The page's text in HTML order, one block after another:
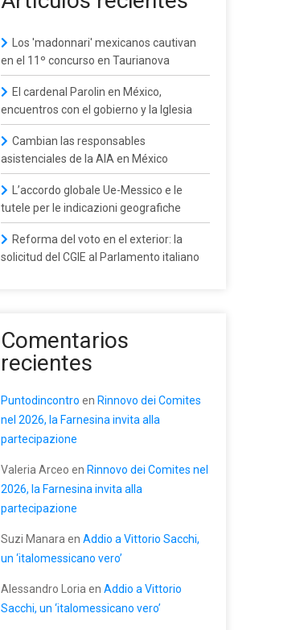
Los 'madonnari' mexicanos cautivan
en el 11º concurso en Taurianova
El cardenal Parolin en México,
encuentros con el gobierno y la Iglesia
Cambian las responsables
asistenciales de la AIA en México
L’accordo globale Ue-Messico e le
tutele per le indicazioni geografiche
Reforma del voto en el exterior: la
solicitud del CGIE al Parlamento italiano
Comentarios
recientes
Puntodincontro en Rinnovo dei Comites
nel 2026, la Farnesina invita alla
partecipazione
Valeria Arceo en Rinnovo dei Comites nel
2026, la Farnesina invita alla
partecipazione
Suzi Manara en Addio a Vittorio Sacchi,
un ‘italomessicano vero’
Alessandro Loria en Addio a Vittorio
Sacchi, un ‘italomessicano vero’